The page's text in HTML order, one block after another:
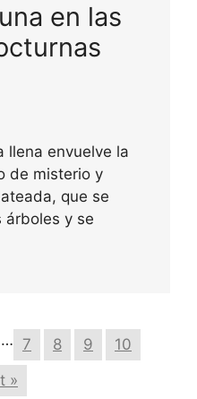
en las
llena envuelve la
de misterio y
que se
árboles y se
… 7 8 9
10
»